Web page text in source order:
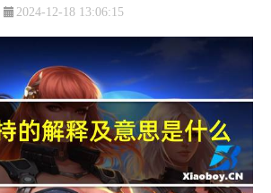
2024-12-18 13:06:15